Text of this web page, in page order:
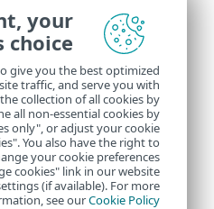
your
choice
give you the best optimized
traffic, and serve you with
collection of all cookies by
all non-essential cookies by
only", or adjust your cookie
You also have the right to
your cookie preferences
cookies" link in our website
(if available). For more
see ourCookie Policy